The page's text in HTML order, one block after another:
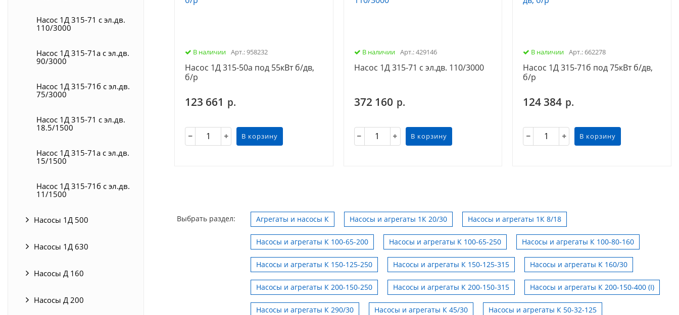
Насос 1Д 315-71 с эл.дв.
110/3000
Насос 1Д 315-71а с эл.дв.
90/3000
Насос 1Д 315-71б с эл.дв.
75/3000
Насос 1Д 315-71 с эл.дв.
18.5/1500
Насос 1Д 315-71а с эл.дв.
15/1500
Насос 1Д 315-71б с эл.дв.
11/1500
Насосы 1Д 500
Насосы 1Д 630
Насосы Д 160
Насосы Д 200
В наличии Арт.: 958232
Насос 1Д 315-50а под 55кВт б/дв,
б/р
123 661 р.
В корзину
В наличии Арт.: 429146
Насос 1Д 315-71 с эл.дв. 110/3000
372 160 р.
В корзину
В наличии Арт.: 662278
Насос 1Д 315-71б под 75кВт б/дв,
б/р
124 384 р.
В корзину
Выбрать раздел: Агрегаты и насосы К Насосы и агрегаты 1К 20/30 Насосы и агрегаты 1К 8/18
Насосы и агрегаты К 100-65-200 Насосы и агрегаты К 100-65-250 Насосы и агрегаты К 100-80-160
Насосы и агрегаты К 150-125-250 Насосы и агрегаты К 150-125-315 Насосы и агрегаты К 160/30
Насосы и агрегаты К 200-150-250 Насосы и агрегаты К 200-150-315 Насосы и агрегаты К 200-150-400 (I)
Насосы и агрегаты К 290/30 Насосы и агрегаты К 45/30 Насосы и агрегаты К 50-32-125